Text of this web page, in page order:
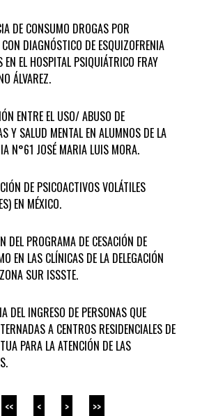
DE CONSUMO DROGAS POR
DIAGNÓSTICO DE ESQUIZOFRENIA
EN EL HOSPITAL PSIQUIÁTRICO FRAY
ÁLVAREZ.
ENTRE EL USO/ ABUSO DE
Y SALUD MENTAL EN ALUMNOS DE LA
N°61 JOSÉ MARIA LUIS MORA.
DE PSICOACTIVOS VOLÁTILES
EN MÉXICO.
DEL PROGRAMA DE CESACIÓN DE
EN LAS CLÍNICAS DE LA DELEGACIÓN
SUR ISSSTE.
DEL INGRESO DE PERSONAS QUE
A CENTROS RESIDENCIALES DE
PARA LA ATENCIÓN DE LAS
<< < > >>